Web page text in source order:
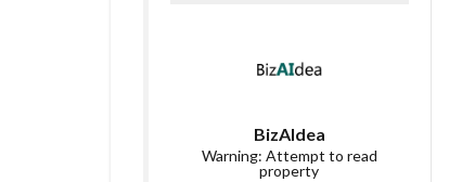
BizAIdea
Warning: Attempt to read
property